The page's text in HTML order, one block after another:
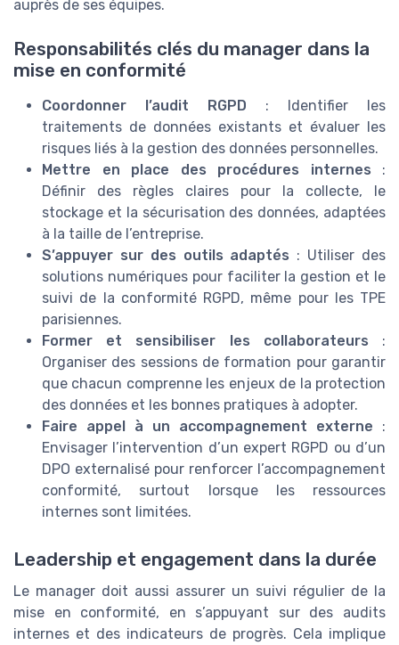
auprès de ses équipes.
Responsabilités clés du manager dans la
mise en conformité
Coordonner l’audit RGPD : Identifier les
traitements de données existants et évaluer les
risques liés à la gestion des données personnelles.
Mettre en place des procédures internes :
Définir des règles claires pour la collecte, le
stockage et la sécurisation des données, adaptées
à la taille de l’entreprise.
S’appuyer sur des outils adaptés : Utiliser des
solutions numériques pour faciliter la gestion et le
suivi de la conformité RGPD, même pour les TPE
parisiennes.
Former et sensibiliser les collaborateurs :
Organiser des sessions de formation pour garantir
que chacun comprenne les enjeux de la protection
des données et les bonnes pratiques à adopter.
Faire appel à un accompagnement externe :
Envisager l’intervention d’un expert RGPD ou d’un
DPO externalisé pour renforcer l’accompagnement
conformité, surtout lorsque les ressources
internes sont limitées.
Leadership et engagement dans la durée
Le manager doit aussi assurer un suivi régulier de la
mise en conformité, en s’appuyant sur des audits
internes et des indicateurs de progrès. Cela implique